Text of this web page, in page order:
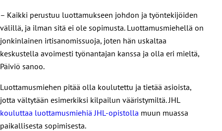
– Kaikki perustuu luottamukseen johdon ja työntekijöiden
välillä, ja ilman sitä ei ole sopimusta. Luottamusmiehellä on
jonkinlainen irtisanomissuoja, joten hän uskaltaa
keskustella avoimesti työnantajan kanssa ja olla eri mieltä,
Päiviö sanoo.
Luottamusmiehen pitää olla koulutettu ja tietää asioista,
jotta vältytään esimerkiksi kilpailun vääristymiltä. JHL
kouluttaa luottamusmiehiä JHL-opistolla muun muassa
paikallisesta sopimisesta.